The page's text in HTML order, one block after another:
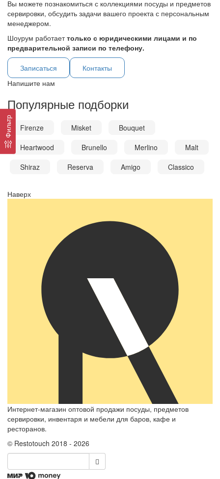
Фильтр
Вы можете познакомиться с коллекциями посуды и предметов
сервировки, обсудить задачи вашего проекта с персональным
менеджером.
Шоурум работаеттолько с юридическими лицами и по
предварительной записи по телефону.
Записаться
Контакты
Напишите нам
Популярные подборки
Firenze Misket
Bouquet
Heartwood
Brunello Merlino
Malt
Shiraz
Reserva Amigo Classico
Наверх
Интернет-магазин оптовой продажи посуды, предметов
сервировки, инвентаря и мебели для баров, кафе и
ресторанов.
© Restotouch 2018 - 2026